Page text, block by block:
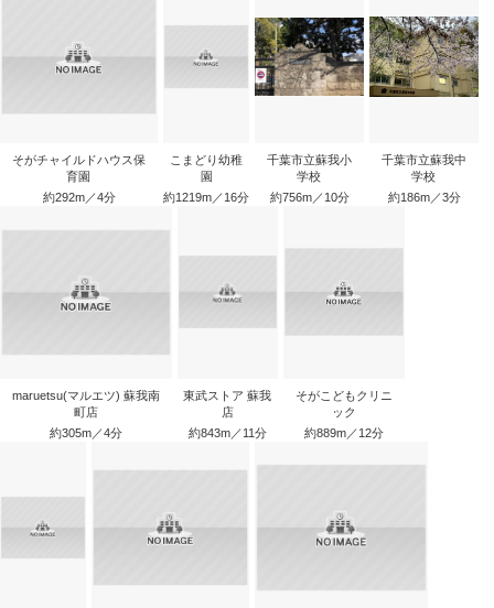
そがチャイルドハウス保
育園
約292m／4分
こまどり幼稚
園
約1219m／16分
千葉市立蘇我小
学校
約756m／10分
千葉市立蘇我中
学校
約186m／3分
maruetsu(マルエツ) 蘇我南
町店
約305m／4分
東武ストア 蘇我
店
約843m／11分
そがこどもクリニ
ック
約889m／12分